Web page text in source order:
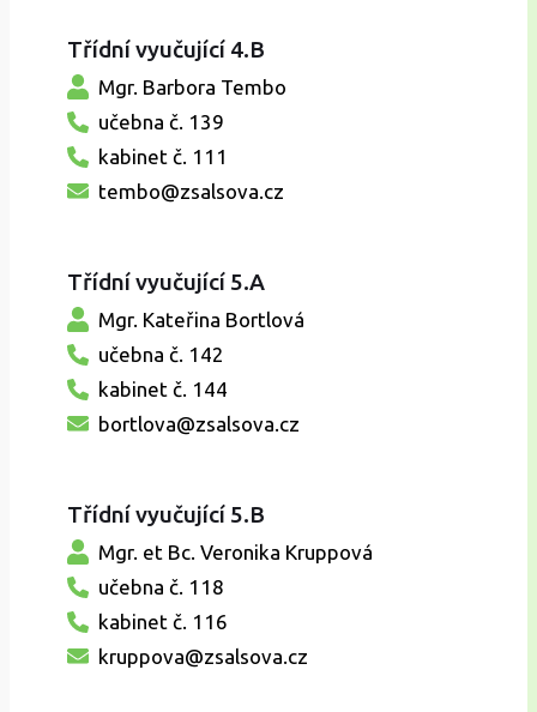
Třídní vyučující 4.B
Mgr. Barbora Tembo
učebna č. 139
kabinet č. 111
tembo@zsalsova.cz
Třídní vyučující 5.A
Mgr. Kateřina Bortlová
učebna č. 142
kabinet č. 144
bortlova@zsalsova.cz
Třídní vyučující 5.B
Mgr. et Bc. Veronika Kruppová
učebna č. 118
kabinet č. 116
kruppova@zsalsova.cz